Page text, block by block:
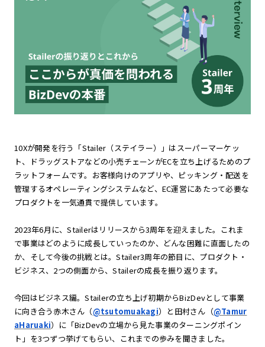
10Xが開発を行う「Stailer（ステイラー）」はスーパーマーケッ
ト、ドラッグストアなどの小売チェーンがECを立ち上げるためのプ
ラットフォームです。お客様向けのアプリや、ピッキング・配送を
管理するオペレーティングシステムなど、EC運営にあたって必要な
プロダクトを一気通貫で提供しています。
2023年6月に、Stailerはリリースから3周年を迎えました。これま
で事業はどのように成長していったのか、どんな困難に直面したの
か、そして今後の挑戦とは。Stailer3周年の節目に、プロダクト・
ビジネス、2つの側面から、Stailerの成長を振り返ります。
今回はビジネス編。Stailerの立ち上げ初期からBizDevとして事業
に向き合う赤木さん（@tsutomuakagi）と田村さん（@Tamur
aHaruaki）に「BizDevの立場から見た事業のターニングポイン
ト」を3つずつ挙げてもらい、これまでの歩みを聞きました。